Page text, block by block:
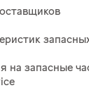
на запасные